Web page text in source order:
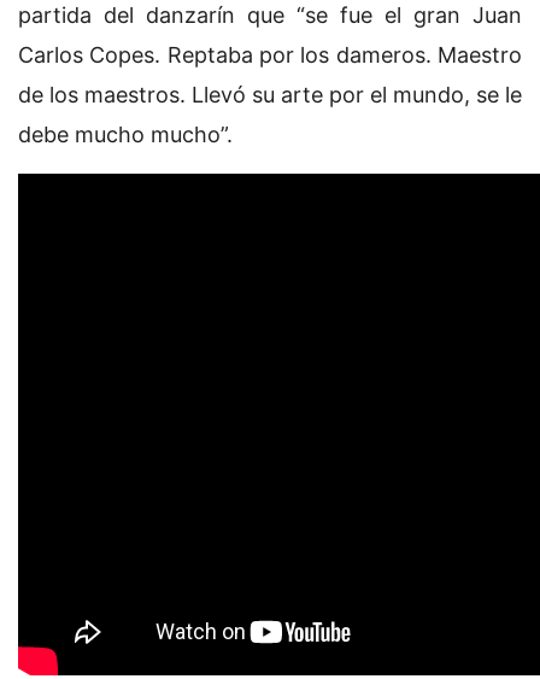
partida del danzarín que “se fue el gran Juan
Carlos Copes. Reptaba por los dameros. Maestro
de los maestros. Llevó su arte por el mundo, se le
debe mucho mucho”.